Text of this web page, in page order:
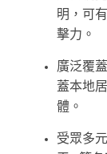
明，可
擊力。
廣泛覆
蓋本地
體。
受眾多